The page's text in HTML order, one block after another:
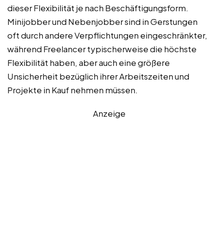
dieser Flexibilität je nach Beschäftigungsform.
Minijobber und Nebenjobber sind in Gerstungen
oft durch andere Verpflichtungen eingeschränkter,
während Freelancer typischerweise die höchste
Flexibilität haben, aber auch eine größere
Unsicherheit bezüglich ihrer Arbeitszeiten und
Projekte in Kauf nehmen müssen.
Anzeige